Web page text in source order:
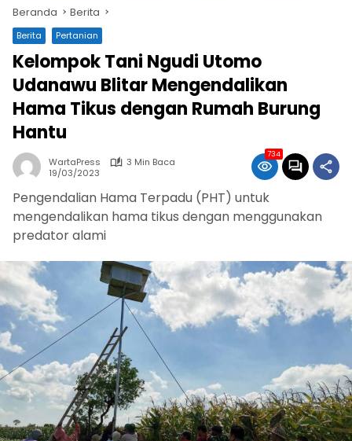
Beranda Berita
Berita Pertanian
Kelompok Tani Ngudi Utomo
Udanawu Blitar Mengendalikan
Hama Tikus dengan Rumah Burung
Hantu
WartaPress
3 Min Baca
19/03/2023
734
Pengendalian Hama Terpadu (PHT) untuk
mengendalikan hama tikus dengan menggunakan
predator alami